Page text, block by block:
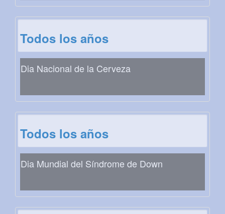
Todos los años
Dia Nacional de la Cerveza
Todos los años
Dia Mundial del Síndrome de Down